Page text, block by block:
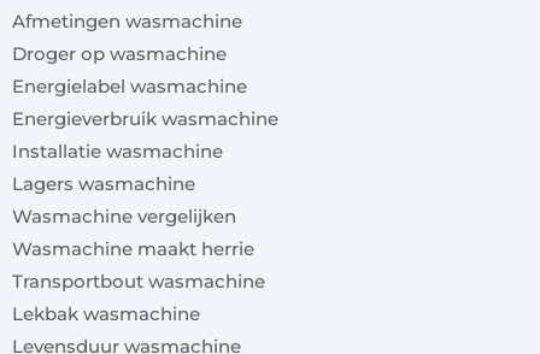
Afmetingen wasmachine
Droger op wasmachine
Energielabel wasmachine
Energieverbruik wasmachine
Installatie wasmachine
Lagers wasmachine
Wasmachine vergelijken
Wasmachine maakt herrie
Transportbout wasmachine
Lekbak wasmachine
Levensduur wasmachine